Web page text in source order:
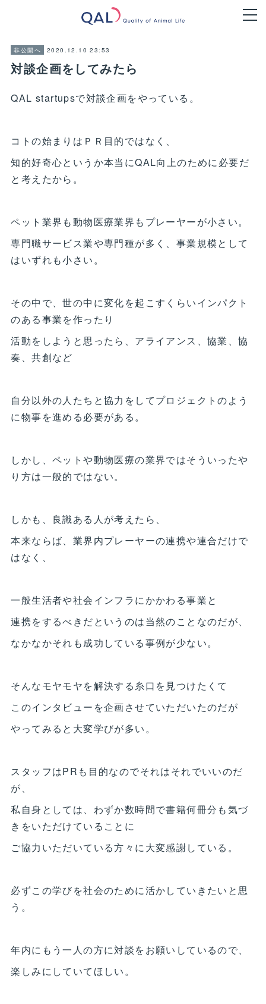
非公開へ 2020.12.10 23:53
対談企画をしてみたら
QAL startupsで対談企画をやっている。
コトの始まりはＰＲ目的ではなく、
知的好奇心というか本当にQAL向上のために必要だ
と考えたから。
ペット業界も動物医療業界もプレーヤーが小さい。
専門職サービス業や専門種が多く、事業規模として
はいずれも小さい。
その中で、世の中に変化を起こすくらいインパクト
のある事業を作ったり
活動をしようと思ったら、アライアンス、協業、協
奏、共創など
自分以外の人たちと協力をしてプロジェクトのよう
に物事を進める必要がある。
しかし、ペットや動物医療の業界ではそういったや
り方は一般的ではない。
しかも、良識ある人が考えたら、
本来ならば、業界内プレーヤーの連携や連合だけで
はなく、
一般生活者や社会インフラにかかわる事業と
連携をするべきだというのは当然のことなのだが、
なかなかそれも成功している事例が少ない。
そんなモヤモヤを解決する糸口を見つけたくて
このインタビューを企画させていただいたのだが
やってみると大変学びが多い。
スタッフはPRも目的なのでそれはそれでいいのだ
が、
私自身としては、わずか数時間で書籍何冊分も気づ
きをいただけていることに
ご協力いただいている方々に大変感謝している。
必ずこの学びを社会のために活かしていきたいと思
う。
年内にもう一人の方に対談をお願いしているので、
楽しみにしていてほしい。